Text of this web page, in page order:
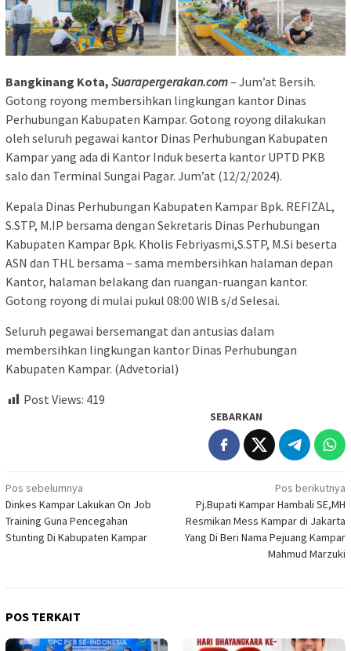
Bangkinang Kota, Suarapergerakan.com– Jum’at Bersih.
Gotong royong membersihkan lingkungan kantor Dinas
Perhubungan Kabupaten Kampar. Gotong royong dilakukan
oleh seluruh pegawai kantor Dinas Perhubungan Kabupaten
Kampar yang ada di Kantor Induk beserta kantor UPTD PKB
salo dan Terminal Sungai Pagar. Jum’at (12/2/2024).
Kepala Dinas Perhubungan Kabupaten Kampar Bpk. REFIZAL,
S.STP, M.IP bersama dengan Sekretaris Dinas Perhubungan
Kabupaten Kampar Bpk. Kholis Febriyasmi,S.STP, M.Si beserta
ASN dan THL bersama – sama membersihkan halaman depan
Kantor, halaman belakang dan ruangan-ruangan kantor.
Gotong royong di mulai pukul 08:00 WIB s/d Selesai.
Seluruh pegawai bersemangat dan antusias dalam
membersihkan lingkungan kantor Dinas Perhubungan
Kabupaten Kampar. (Advetorial)
Post Views: 419
SEBARKAN
Navigasi
pos
Pos sebelumnya
Dinkes Kampar Lakukan On Job
Training Guna Pencegahan
Stunting Di Kabupaten Kampar
Pos berikutnya
Pj.Bupati Kampar Hambali SE,MH
Resmikan Mess Kampar di Jakarta
Yang Di Beri Nama Pejuang Kampar
Mahmud Marzuki
POS TERKAIT